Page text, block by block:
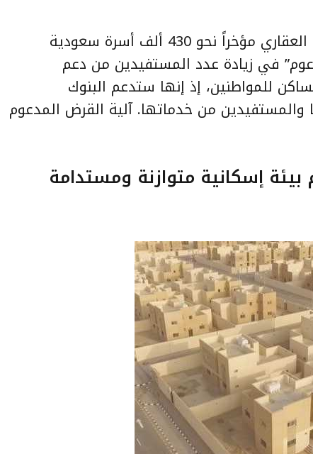
يستهدف “القرض المدعوم” الذي أقره صندوق التنمية العقاري مؤخراً نحو 430 ألف أسرة سعودية
في زيادة عدد المستفيدين من دعم
للمواطنين، إذ إنها ستدعم البنوك
من خدماتها. آلية القرض المدعوم
إسكانية متوازنة ومستدامة